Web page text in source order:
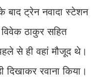
ट्रेन नवादा स्टेशन
ठाकुर सहित
से ही वहां मौजूद थे।
रवाना किया।